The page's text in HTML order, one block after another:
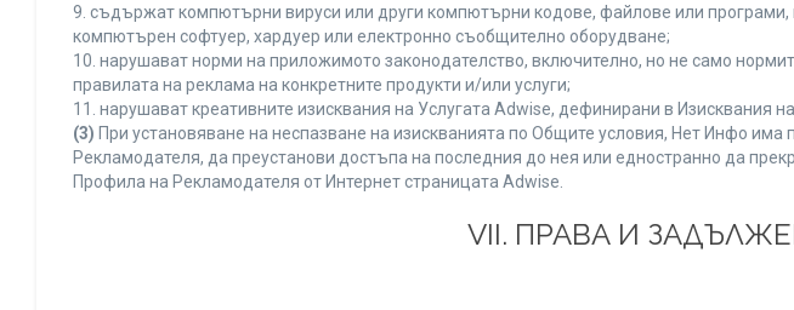
9. съдържат компютърни вируси или други компютърни кодове, файлове или
компютърен софтуер, хардуер или електронно съобщително оборудване;
10. нарушават норми на приложимото законодателство, включително, но не само
правилата на реклама на конкретните продукти и/или услуги;
11. нарушават креативните изисквания на Услугата Adwise, дефинирани в
(3) При установяване на неспазване на изискванията по Общите условия, Нет Инфо
Рекламодателя, да преустанови достъпа на последния до нея или едностранно да
Профила на Рекламодателя от Интернет страницата Adwise.
VII. ПРАВА И